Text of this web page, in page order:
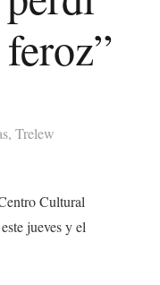
, Trelew
Cultural
jueves y el